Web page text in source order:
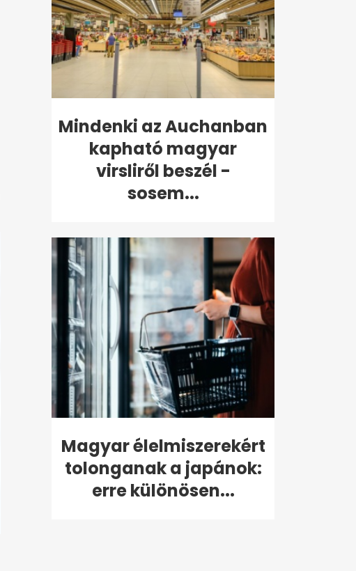
Mindenki az Auchanban
kapható magyar
virsliről beszél -
sosem...
Magyar élelmiszerekért
tolonganak a japánok:
erre különösen...